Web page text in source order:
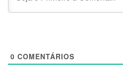
0 COMENTÁRIOS